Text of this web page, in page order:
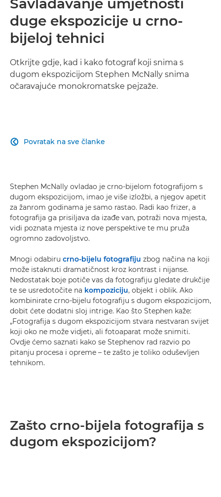
Savladavanje umjetnosti
duge ekspozicije u crno-
bijeloj tehnici
Otkrijte gdje, kad i kako fotograf koji snima s
dugom ekspozicijom Stephen McNally snima
očaravajuće monokromatske pejzaže.
Povratak na sve članke

Stephen McNally ovladao je crno-bijelom fotografijom s
dugom ekspozicijom, imao je više izložbi, a njegov apetit
za žanrom godinama je samo rastao. Radi kao frizer, a
fotografija ga prisiljava da izađe van, potraži nova mjesta,
vidi poznata mjesta iz nove perspektive te mu pruža
ogromno zadovoljstvo.
Mnogi odabiru crno-bijelu fotografiju zbog načina na koji
može istaknuti dramatičnost kroz kontrast i nijanse.
Nedostatak boje potiče vas da fotografiju gledate drukčije
te se usredotočite na kompoziciju, objekt i oblik. Ako
kombinirate crno-bijelu fotografiju s dugom ekspozicijom,
dobit ćete dodatni sloj intrige. Kao što Stephen kaže:
„Fotografija s dugom ekspozicijom stvara nestvaran svijet
koji oko ne može vidjeti, ali fotoaparat može snimiti.
Ovdje ćemo saznati kako se Stephenov rad razvio po
pitanju procesa i opreme – te zašto je toliko oduševljen
tehnikom.
Zašto crno-bijela fotografija s
dugom ekspozicijom?